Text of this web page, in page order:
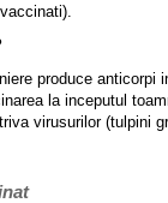
produce anticorpi
la inceputul
virusurilor (tulpini